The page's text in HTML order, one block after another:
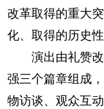
改革取得的重大
化、取得的历史性
演出由礼赞改
强三个篇章组成
物访谈、观众互